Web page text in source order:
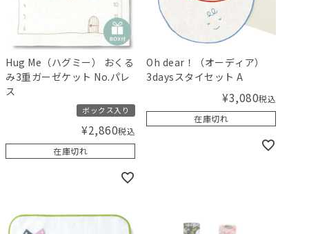
Hug Me（ハグミー） おくる
み3重ガーゼケット No.パレ
ス
ボックス入り
¥2,860税込
在庫切れ
Oh dear！（オーディア）
3daysスタイセット A
¥3,080税込
在庫切れ